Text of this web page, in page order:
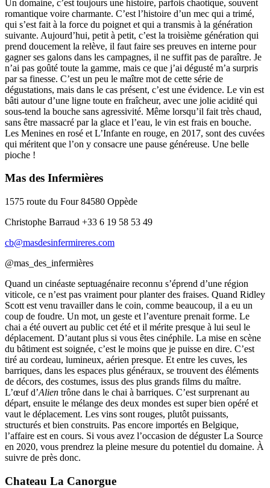
Un domaine, c’est toujours une histoire, parfois chaotique, souvent
romantique voire charmante. C’est l’histoire d’un mec qui a trimé,
qui s’est fait à la force du poignet et qui a transmis à la génération
suivante. Aujourd’hui, petit à petit, c’est la troisième génération qui
prend doucement la relève, il faut faire ses preuves en interne pour
gagner ses galons dans les campagnes, il ne suffit pas de paraître. Je
n’ai pas goûté toute la gamme, mais ce que j’ai dégusté m’a surpris
par sa finesse. C’est un peu le maître mot de cette série de
dégustations, mais dans le cas présent, c’est une évidence. Le vin est
bâti autour d’une ligne toute en fraîcheur, avec une jolie acidité qui
sous-tend la bouche sans agressivité. Même lorsqu’il fait très chaud,
sans être massacré par la glace et l’eau, le vin est frais en bouche.
Les Menines en rosé et L’Infante en rouge, en 2017, sont des cuvées
qui méritent que l’on y consacre une pause généreuse. Une belle
pioche !
Mas des Infermières
1575 route du Four 84580 Oppède
Christophe Barraud +33 6 19 58 53 49
cb@masdesinfermireres.com
@mas_des_infermières
Quand un cinéaste septuagénaire reconnu s’éprend d’une région
viticole, ce n’est pas vraiment pour planter des fraises. Quand Ridley
Scott est venu travailler dans le coin, comme beaucoup, il a eu un
coup de foudre. Un mot, un geste et l’aventure prenait forme. Le
chai a été ouvert au public cet été et il mérite presque à lui seul le
déplacement. D’autant plus si vous êtes cinéphile. La mise en scène
du bâtiment est soignée, c’est le moins que je puisse en dire. C’est
tiré au cordeau, lumineux, aérien presque. Et entre les cuves, les
barriques, dans les espaces plus généraux, se trouvent des éléments
de décors, des costumes, issus des plus grands films du maître.
L’œuf d’Alien trône dans le chai à barriques. C’est surprenant au
départ, ensuite le mélange des deux mondes est super bien opéré et
vaut le déplacement. Les vins sont rouges, plutôt puissants,
structurés et bien construits. Pas encore importés en Belgique,
l’affaire est en cours. Si vous avez l’occasion de déguster La Source
en 2020, vous prendrez la pleine mesure du potentiel du domaine. À
suivre de près donc.
Chateau La Canorgue